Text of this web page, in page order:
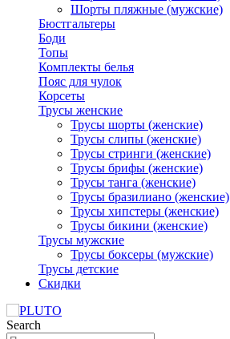
Шорты пляжные (мужские)
Бюстгальтеры
Боди
Топы
Комплекты белья
Пояс для чулок
Корсеты
Трусы женские
Трусы шорты (женские)
Трусы слипы (женские)
Трусы стринги (женские)
Трусы брифы (женские)
Трусы танга (женские)
Трусы бразилиано (женские)
Трусы хипстеры (женские)
Трусы бикини (женские)
Трусы мужские
Трусы боксеры (мужские)
Трусы детские
Скидки
Search